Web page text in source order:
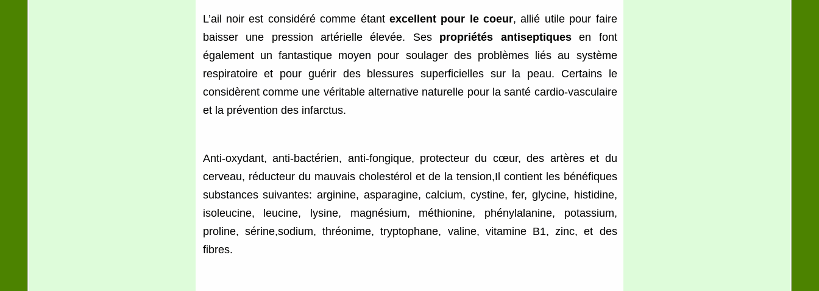
L’ail noir est considéré comme étant excellent pour le coeur, allié utile pour faire
baisser une pression artérielle élevée. Ses propriétés antiseptiquesen font
également un fantastique moyen pour soulager des problèmes liés au système
respiratoire et pour guérir des blessures superficielles sur la peau. Certains le
considèrent comme une véritable alternative naturelle pour la santé cardio-vasculaire
et la prévention des infarctus.
Anti-oxydant, anti-bactérien, anti-fongique, protecteur du cœur, des artères et du
cerveau, réducteur du mauvais cholestérol et de la tension,Il contient les bénéfiques
substances suivantes: arginine, asparagine, calcium, cystine, fer, glycine, histidine,
isoleucine, leucine, lysine, magnésium, méthionine, phénylalanine, potassium,
proline, sérine,sodium, thréonime, tryptophane, valine, vitamine B1, zinc, et des
fibres.